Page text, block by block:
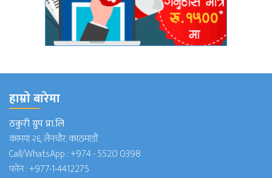
हाम्राे बारेमा
ठकुरी ग्रुप प्रा.लि
कामपा २६, लैनचौर, काठमाडौं
Call/WhatsApp :+974 - 5520 0398
फोन :+977-1-4412275